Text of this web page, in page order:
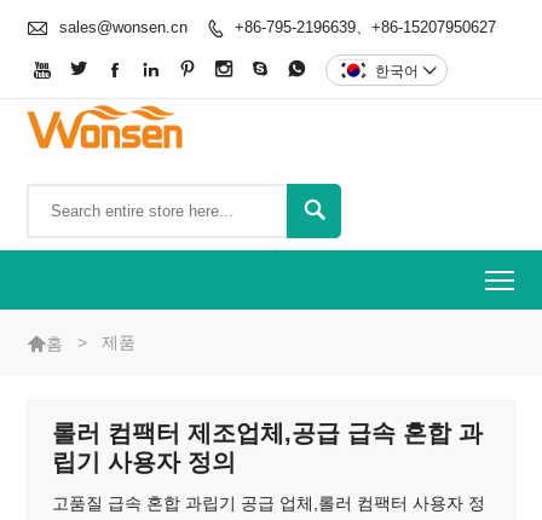
 sales@wonsen.cn  +86-795-2196639、+86-15207950627
        한국어 

홈 > 제품
롤러 컴팩터 제조업체,공급 급속 혼합 과
립기 사용자 정의
고품질 급속 혼합 과립기 공급 업체,롤러 컴팩터 사용자 정